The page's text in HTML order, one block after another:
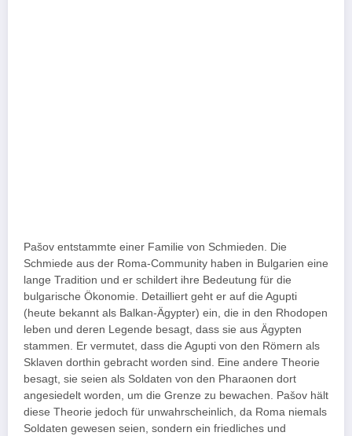
Pašov entstammte einer Familie von Schmieden. Die
Schmiede aus der Roma-Community haben in Bulgarien eine
lange Tradition und er schildert ihre Bedeutung für die
bulgarische Ökonomie. Detailliert geht er auf die Agupti
(heute bekannt als Balkan-Ägypter) ein, die in den Rhodopen
leben und deren Legende besagt, dass sie aus Ägypten
stammen. Er vermutet, dass die Agupti von den Römern als
Sklaven dorthin gebracht worden sind. Eine andere Theorie
besagt, sie seien als Soldaten von den Pharaonen dort
angesiedelt worden, um die Grenze zu bewachen. Pašov hält
diese Theorie jedoch für unwahrscheinlich, da Roma niemals
Soldaten gewesen seien, sondern ein friedliches und